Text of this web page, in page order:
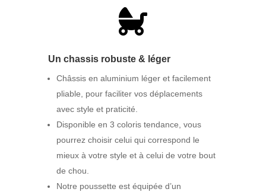

Un chassis robuste & léger
Châssis en aluminium léger et facilement
pliable, pour faciliter vos déplacements
avec style et praticité.
Disponible en 3 coloris tendance, vous
pourrez choisir celui qui correspond le
mieux à votre style et à celui de votre bout
de chou.
Notre poussette est équipée d’un